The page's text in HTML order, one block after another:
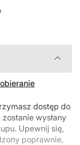
dostęp do
wysłany
Upewnij się,
poprawnie.